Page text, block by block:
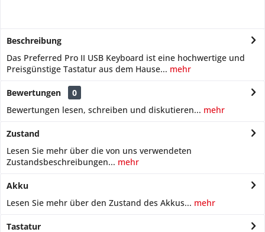
Beschreibung
Das Preferred Pro II USB Keyboard ist eine hochwertige und
Preisgünstige Tastatur aus dem Hause... mehr
Bewertungen
0
Bewertungen lesen, schreiben und diskutieren... mehr
Zustand
Lesen Sie mehr über die von uns verwendeten
Zustandsbeschreibungen... mehr
Akku
Lesen Sie mehr über den Zustand des Akkus... mehr
Tastatur